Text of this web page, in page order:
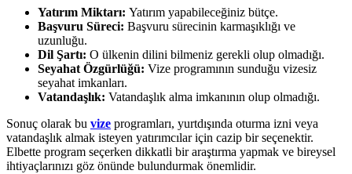
Yatırım Miktarı: Yatırım yapabileceğiniz bütçe.
Başvuru Süreci: Başvuru sürecinin karmaşıklığı ve
uzunluğu.
Dil Şartı: O ülkenin dilini bilmeniz gerekli olup olmadığı.
Seyahat Özgürlüğü: Vize programının sunduğu vizesiz
seyahat imkanları.
Vatandaşlık: Vatandaşlık alma imkanının olup olmadığı.
Sonuç olarak bu vize programları, yurtdışında oturma izni veya
vatandaşlık almak isteyen yatırımcılar için cazip bir seçenektir.
Elbette program seçerken dikkatli bir araştırma yapmak ve bireysel
ihtiyaçlarınızı göz önünde bulundurmak önemlidir.